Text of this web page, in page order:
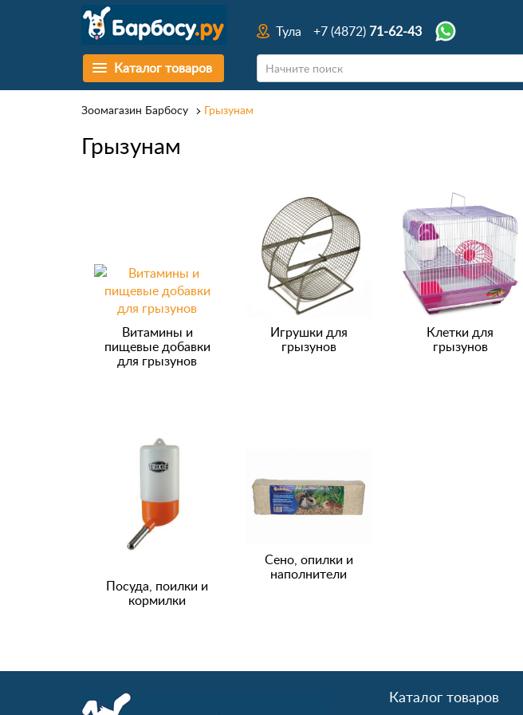
Тула +7 (4872) 71-62-43
Каталог товаров
Зоомагазин Барбосу Грызунам
Грызунам
Витамины и
пищевые добавки
для грызунов
Игрушки для
грызунов
Клетки для
грызунов
Посуда, поилки и
кормилки
Сено, опилки и
наполнители
Каталог товаров